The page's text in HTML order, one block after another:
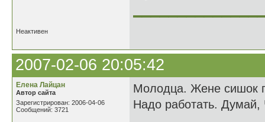
Неактивен
2007-02-06 20:05:42
Елена Лайцан
Автор сайта
Зарегистрирован: 2006-04-06
Сообщений: 3721
Молодца. Жене сишок
Надо работать. Думай,